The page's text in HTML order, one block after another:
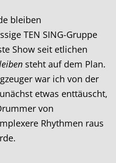
bleiben
TEN SING-Gruppe
Show seit etlichen
steht auf dem Plan.
war ich von der
etwas enttäuscht,
von
Rhythmen raus